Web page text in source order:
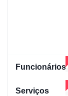
Funcionários
Serviços